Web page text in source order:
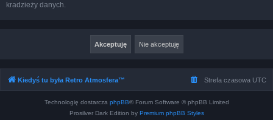
kradzieży danych.
Kiedyś tu była Retro Atmosfera™ Strefa czasowa UTC
Technologię dostarcza phpBB® Forum Software © phpBB Limited
Prosilver Dark Edition by Premium phpBB Styles